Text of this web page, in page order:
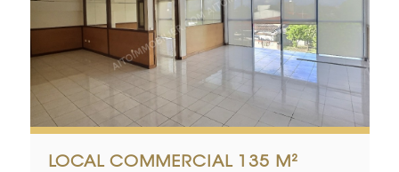
LOCAL COMMERCIAL 135 M²